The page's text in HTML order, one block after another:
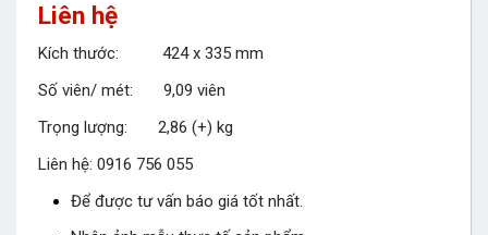
Liên hệ
Kích thước: 424 x 335 mm
Số viên/ mét: 9,09 viên
Trọng lượng: 2,86 (+) kg
Liên hệ: 0916 756 055
Để được tư vấn báo giá tốt nhất.